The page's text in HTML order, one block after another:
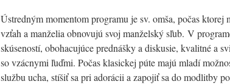
Ústredným momentom programu je sv. omša, počas
vzťah a manželia obnovujú svoj manželský sľub. V
skúseností, obohacujúce prednášky a diskusie, kvalitné a
so vzácnymi ľuďmi. Počas klasickej púte majú mladí
službu ucha, stíšiť sa pri adorácii a zapojiť sa do modlitby